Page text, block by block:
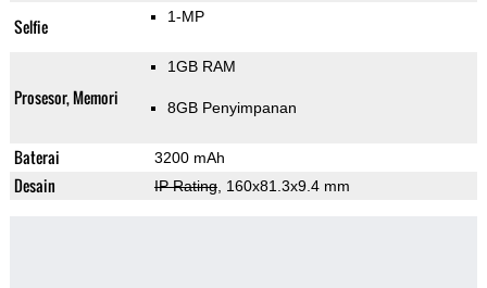
Selfie 1-MP
Prosesor, Memori
1GB RAM
8GB Penyimpanan
Baterai 3200 mAh
Desain IP Rating, 160x81.3x9.4 mm